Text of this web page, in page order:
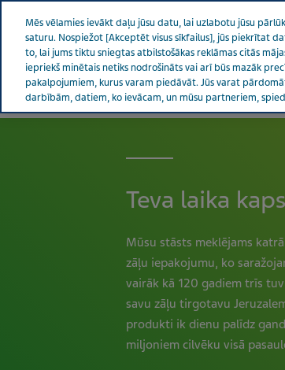
Teva pasaulē
Par Teva Ziņas un mediji
LATVIJA
Teva laika
Mūsu stāsts meklējams
zāļu iepakojumu, ko
vairāk kā 120 gadiem trīs
savu zāļu tirgotavu
produkti ik dienu palīdz
miljoniem cilvēku visā
Mēs vēlamies ievākt daļu jūsu datu, lai uzlabotu jūsu
saturu. Nospiežot [Akceptēt visus sīkfailus], jūs piekrītat
to, lai jums tiktu sniegtas atbilstošākas reklāmas citās
iepriekš minētais netiks nodrošināts vai arī būs mazāk
pakalpojumiem, kurus varam piedāvāt. Jūs varat
darbībām, datiem, ko ievācam, un mūsu partneriem,